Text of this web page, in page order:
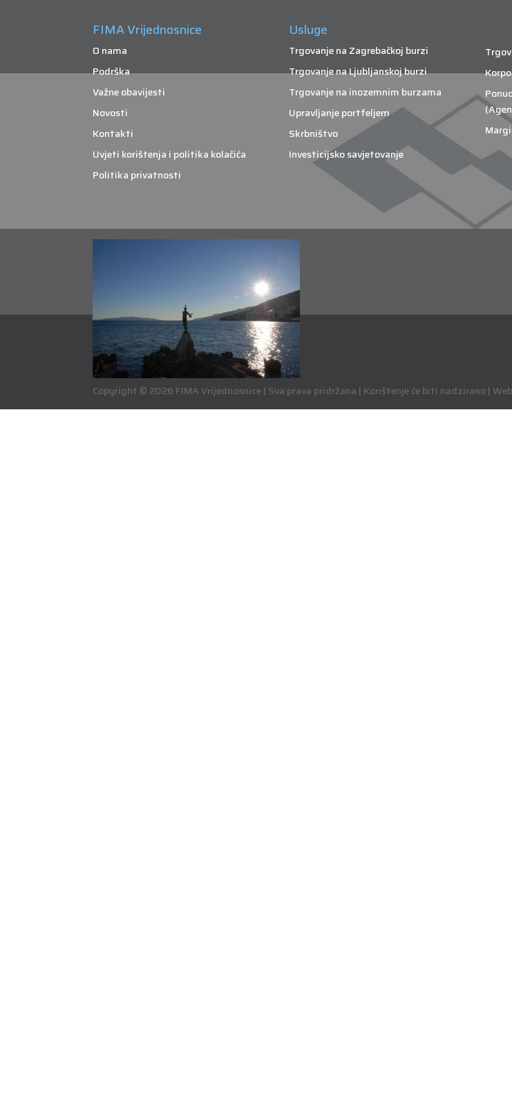
FIMA Vrijednosnice
O nama
Podrška
Važne obavijesti
Novosti
Kontakti
Uvjeti korištenja i politika kolačića
Politika privatnosti
Usluge
Trgovanje na Zagrebačkoj burzi
Trgovanje na Ljubljanskoj burzi
Trgovanje na inozemnim burzama
Upravljanje portfeljem
Skrbništvo
Investicijsko savjetovanje
Copyright © 2026 FIMA Vrijednosnice | Sva prava pridržana | Korištenje će biti nadzirano |